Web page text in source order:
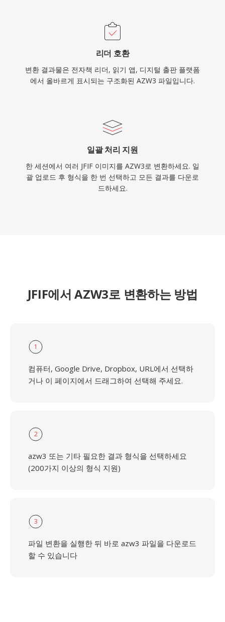
리더 호환
변환 결과물은 전자책 리더, 읽기 앱, 디지털 출판 플랫폼
에서 올바르게 표시되는 구조화된 AZW3 파일입니다.
일괄 처리 지원
한 세션에서 여러 JFIF 이미지를 AZW3로 변환하세요. 일
괄 업로드 후 형식을 한 번 선택하고 모든 결과를 다운로
드하세요.
JFIF에서 AZW3로 변환하는 방법
1
컴퓨터, Google Drive, Dropbox, URL에서 선택하
거나 이 페이지에서 드래그하여 선택해 주세요.
2
azw3 또는 기타 필요한 결과 형식을 선택하세요
(200가지 이상의 형식 지원)
3
파일 변환을 실행한 뒤 바로 azw3 파일을 다운로드
할 수 있습니다